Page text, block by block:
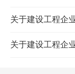
关于建设工程企
关于建设工程企